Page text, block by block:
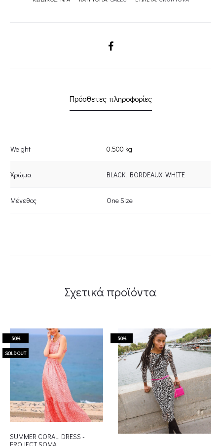
SHARE
Πρόσθετες πληροφορίες
Weight 0.500 kg
Χρώμα BLACK, BORDEAUX, WHITE
Μέγεθος One Size
Σχετικά προϊόντα
50%
SOLD OUT
SUMMER CORAL DRESS -
50%